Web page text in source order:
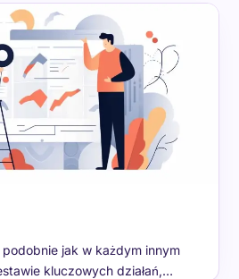
podobnie jak w każdym innym
kluczowych działań,…